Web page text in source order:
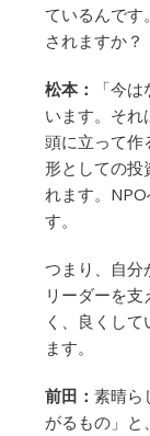
ているんです
されますか？
松本：
「今
います。それ
頭に立って作
形としての投
れます。
す。
つまり、自分
リーダーを
く、良くし
ます。
前田： 素晴ら
がるもの」と